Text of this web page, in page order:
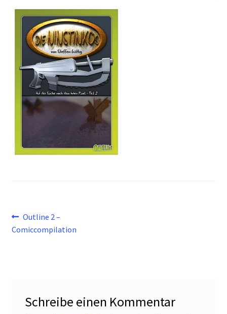
Beitragsnavigation
Vorheriger
Beitrag:
Outline 2 –
Comiccompilation
Schreibe einen Kommentar